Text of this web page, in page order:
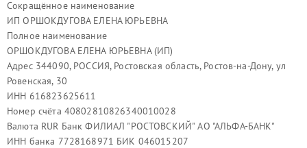
Сокращённое наименование
ИП ОРШОКДУГОВА ЕЛЕНА ЮРЬЕВНА
Полное наименование
ОРШОКДУГОВА ЕЛЕНА ЮРЬЕВНА (ИП)
Адрес 344090, РОССИЯ, Ростовская область, Ростов-на-Дону, ул
Ровенская, 30
ИНН 616823625611
Номер счёта 40802810826340010028
Валюта RUR Банк ФИЛИАЛ "РОСТОВСКИЙ" АО "АЛЬФА-БАНК"
ИНН банка 7728168971 БИК 046015207